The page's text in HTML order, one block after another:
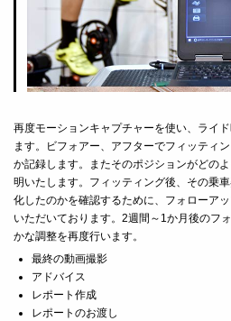
再度モーションキャプチャーを使い、ライ
ます。ビフォアー、アフターでフィッティ
か記録します。またそのポジションがどの
明いたします。フィッティング後、その乗
化したのかを確認するために、フォローア
いただいております。2週間～1か月後のフ
かな調整を再度行います。
最終の動画撮影
アドバイス
レポート作成
レポートのお渡し